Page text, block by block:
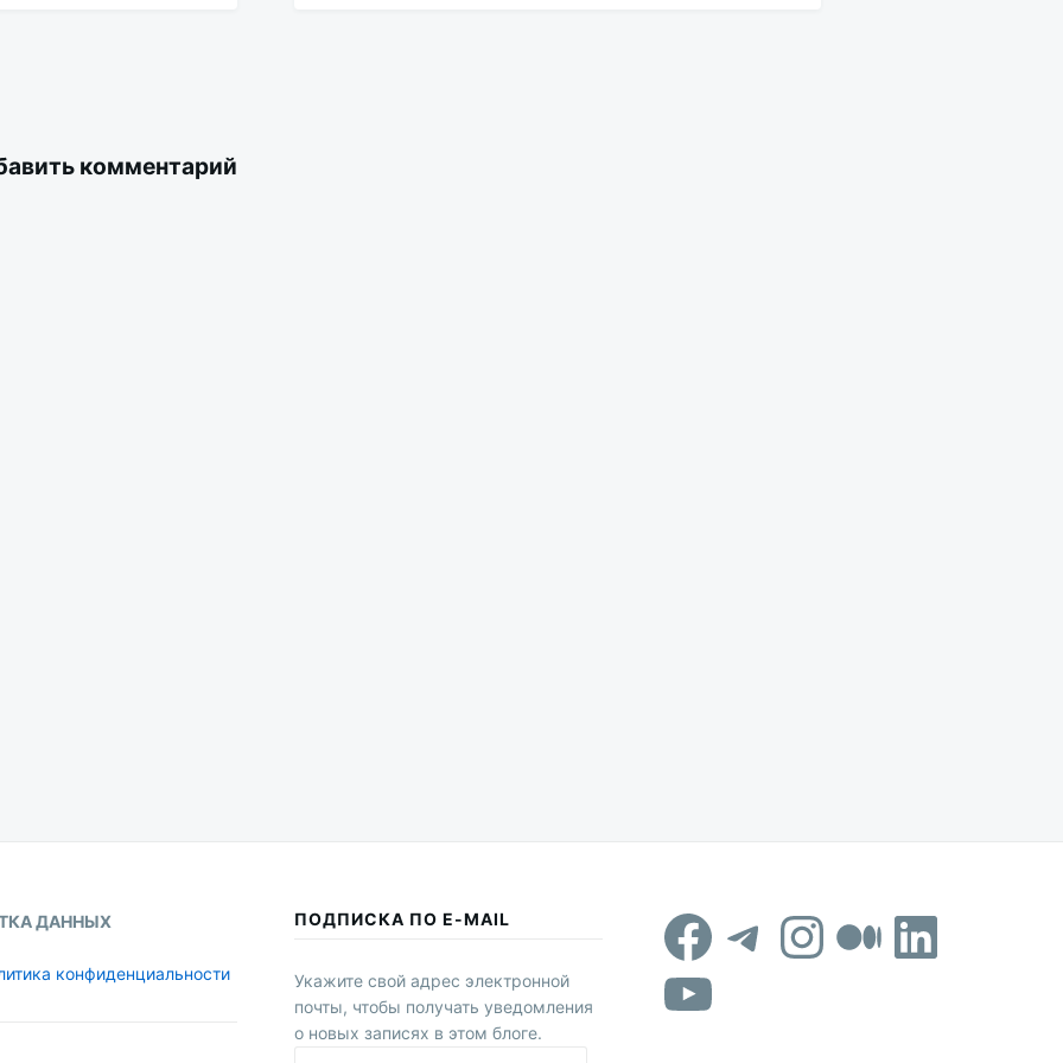
комментарий
ДАННЫХ
конфиденциальности
ПОДПИСКА ПО E-MAIL
Укажите свой адрес электронной
почты, чтобы получать уведомления
о новых записях в этом блоге.
Facebook
Telegram
Instagram
YouTube